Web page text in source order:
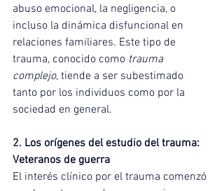
abuso emocional, la negligencia, o
incluso la dinámica disfuncional en
relaciones familiares. Este tipo de
trauma, conocido como trauma
complejo, tiende a ser subestimado
tanto por los individuos como por la
sociedad en general.
2. Los orígenes del estudio del trauma:
Veteranos de guerra
El interés clínico por el trauma comenzó